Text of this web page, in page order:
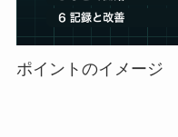
ポイントのイメージ